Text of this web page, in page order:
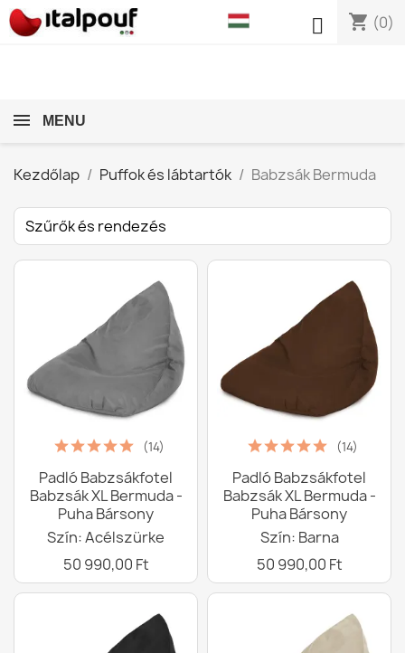
shopping_cart (0)

MENU
Kezdőlap Puffok és lábtartók Babzsák Bermuda
Szűrők és rendezés
(14)
Padló Babzsákfotel
Babzsák XL Bermuda -
Puha Bársony
Szín: Acélszürke
50 990,00 Ft
(14)
Padló Babzsákfotel
Babzsák XL Bermuda -
Puha Bársony
Szín: Barna
50 990,00 Ft